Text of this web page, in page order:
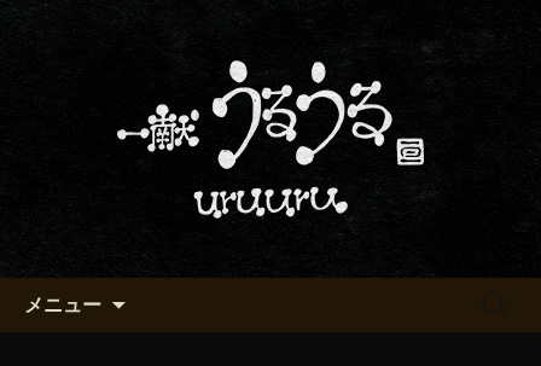
京都・五条でおいしい地酒が飲
める「一献うるうる」のブロ
京都・五条烏丸の町屋居酒屋「一献う
るうる」からのお知らせ
メニュー